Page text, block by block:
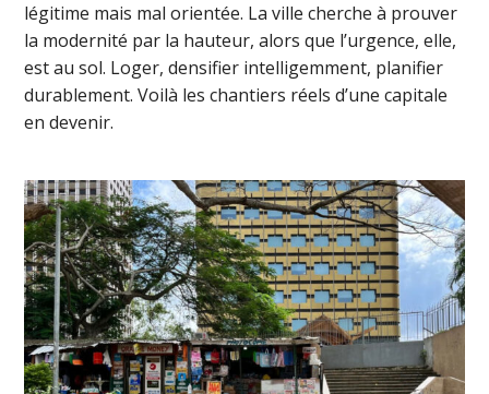
légitime mais mal orientée. La ville cherche à prouver
la modernité par la hauteur, alors que l’urgence, elle,
est au sol. Loger, densifier intelligemment, planifier
durablement. Voilà les chantiers réels d’une capitale
en devenir.